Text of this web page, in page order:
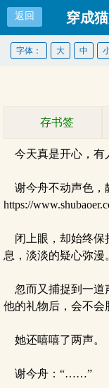
返回 穿成
字体： 大 中
存书签
今天真是开心，有
谢今舟不动声色，
https://
闭上眼，却始终保
息，淡淡的疑心弥漫
忽而又捕捉到一道
他的礼物后，会不会
她还嘻嘻了两声。
谢今舟：“……”